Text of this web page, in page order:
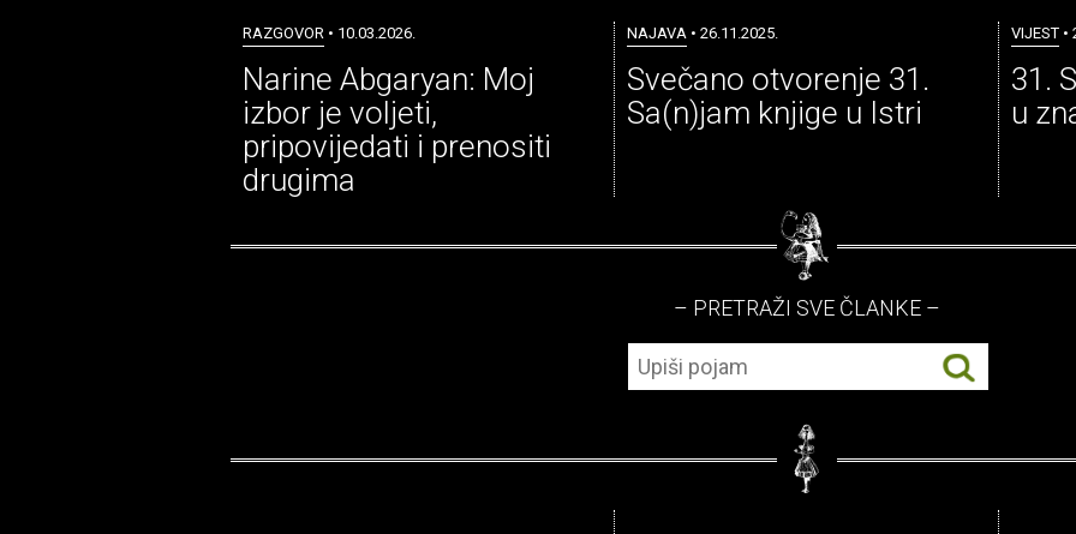
RAZGOVOR • 10.03.2026.
Narine Abgaryan: Moj
izbor je voljeti,
pripovijedati i prenositi
drugima
NAJAVA • 26.11.2025.
Svečano otvorenje 31.
Sa(n)jam knjige u Istri
VIJEST•
31.
u
– PRETRAŽI SVE ČLANKE –